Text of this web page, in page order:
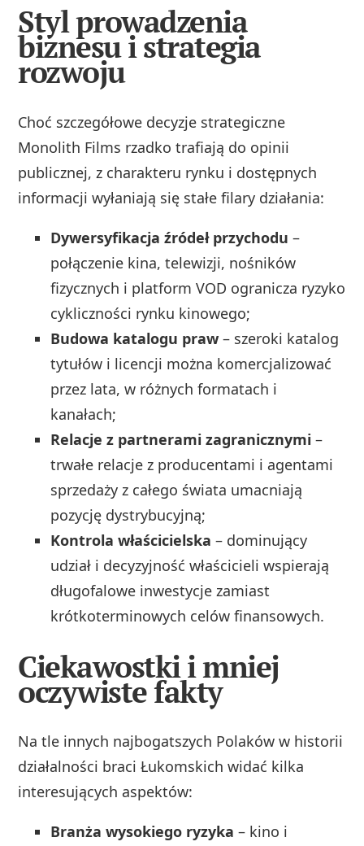
Styl prowadzenia
biznesu i strategia
rozwoju
Choć szczegółowe decyzje strategiczne
Monolith Films rzadko trafiają do opinii
publicznej, z charakteru rynku i dostępnych
informacji wyłaniają się stałe filary działania:
Dywersyfikacja źródeł przychodu –
połączenie kina, telewizji, nośników
fizycznych i platform VOD ogranicza ryzyko
cykliczności rynku kinowego;
Budowa katalogu praw – szeroki katalog
tytułów i licencji można komercjalizować
przez lata, w różnych formatach i
kanałach;
Relacje z partnerami zagranicznymi –
trwałe relacje z producentami i agentami
sprzedaży z całego świata umacniają
pozycję dystrybucyjną;
Kontrola właścicielska – dominujący
udział i decyzyjność właścicieli wspierają
długofalowe inwestycje zamiast
krótkoterminowych celów finansowych.
Ciekawostki i mniej
oczywiste fakty
Na tle innych najbogatszych Polaków w historii
działalności braci Łukomskich widać kilka
interesujących aspektów:
Branża wysokiego ryzyka – kino i